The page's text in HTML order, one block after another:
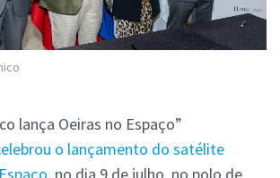
lança Oeiras no Espaço”
o lançamento do satélite